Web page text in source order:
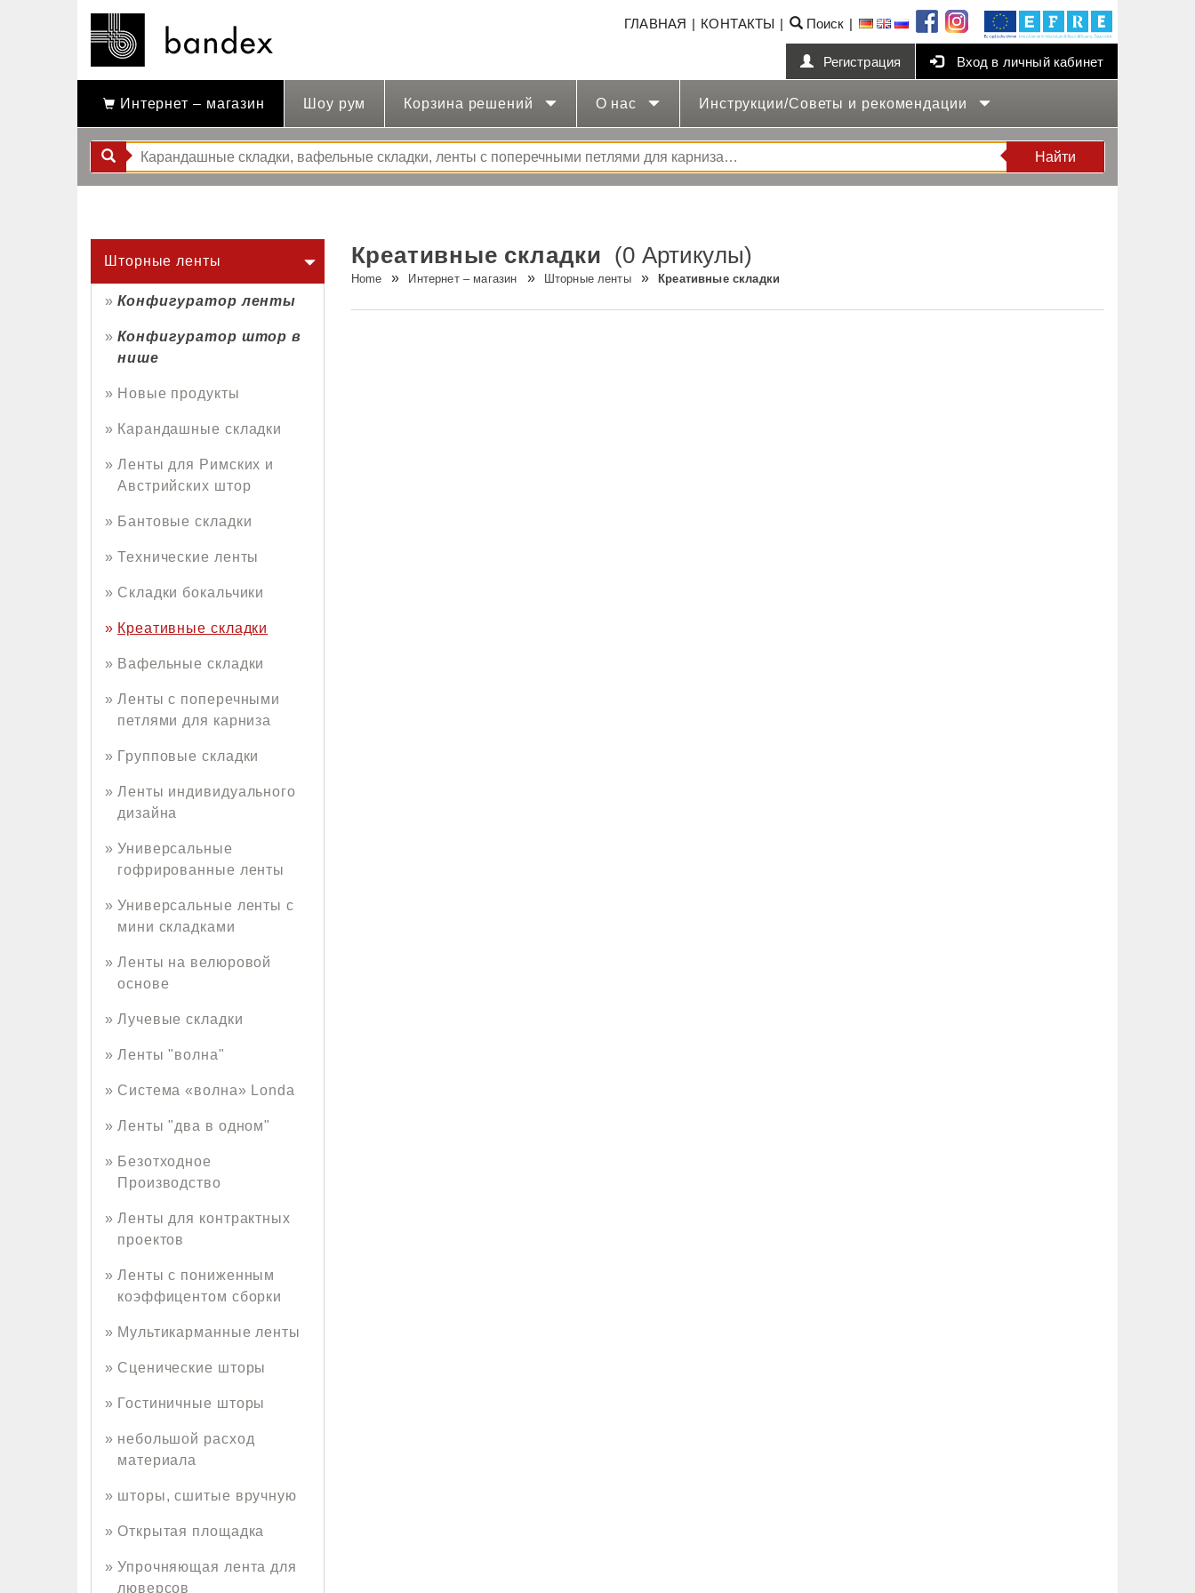
Интернет – магазин Шоу рум Корзина решений O нас Инструкции/Советы и рекомендации
ГЛАВНАЯ КОНТАКТЫ Поиск
Регистрация Вход в личный кабинет
Найти
Шторные ленты
Конфигуратор ленты
Конфигуратор штор в
нише
Новые продукты
Карандашные складки
Ленты для Римских и
Австрийских штор
Бантовые складки
Технические ленты
Складки бокальчики
Креативные складки
Вафельные складки
Ленты с поперечными
петлями для карниза
Групповые складки
Ленты индивидуального
дизайна
Универсальные
гофрированные ленты
Универсальные ленты с
мини складками
Ленты на велюровой
основе
Лучевые складки
Ленты "волна"
Система «волна» Londa
Ленты "два в одном"
Безотходное
Производство
Ленты для контрактных
проектов
Ленты с пониженным
коэффицентом сборки
Мультикарманные ленты
Сценические шторы
Гостиничные шторы
небольшой расход
материала
шторы, сшитые вручную
Открытая площадка
Упрочняющая лента для
люверсов
Креативные складки (0 Артикулы)
Home Интернет – магазин Шторные ленты Креативные складки